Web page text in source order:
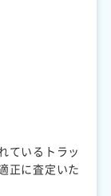
ているトラッ
正に査定いた